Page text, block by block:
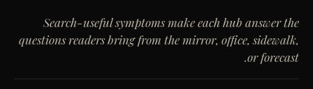
Search-useful symptoms make each hub answer the
questions readers bring from the mirror, office, sidewalk,
or forecast.